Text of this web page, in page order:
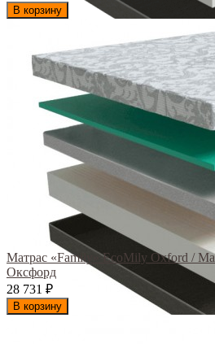
В корзину
Матрас «Family» EcoMily Oxford /
Оксфорд
28 731
₽
В корзину